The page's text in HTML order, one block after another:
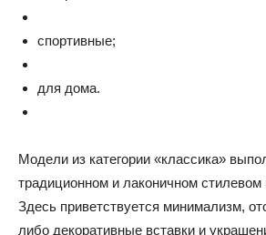
спортивные;
для дома.
Модели из категории «классика»
традиционном и лаконичном стилевом
Здесь приветствуется минимализм,
либо декоративные вставки и